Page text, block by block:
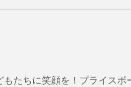
もたちに笑顔を！プライス